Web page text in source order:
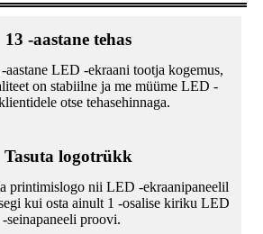
13 -aastane tehas
LED -ekraani tootja kogemus,
on stabiilne ja me müüme LED -
otse tehasehinnaga.
Tasuta logotrükk
printimislogo nii LED -ekraanipaneelil
kui osta ainult 1 -osalise kiriku LED
-seinapaneeli proovi.